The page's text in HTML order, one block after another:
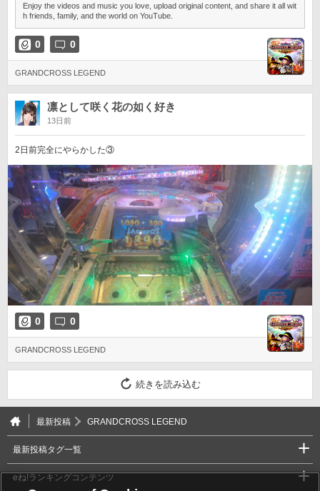
Enjoy the videos and music you love, upload original content, and share it all wit
h friends, family, and the world on YouTube.
0 0
GRANDCROSS LEGEND
凛として咲く花の如く好き
13日前
2日前完全にやらかした③
0 0
GRANDCROSS LEGEND
続きを読み込む
最新投稿 GRANDCROSS LEGEND
最新投稿タグ一覧
eね!ランキングコンテンツ